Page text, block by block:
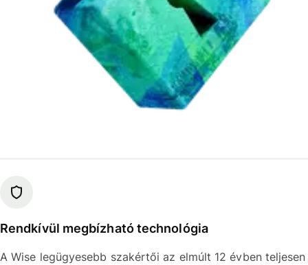
Rendkívül megbízható technológia
A Wise legügyesebb szakértői az elmúlt 12 évben teljesen